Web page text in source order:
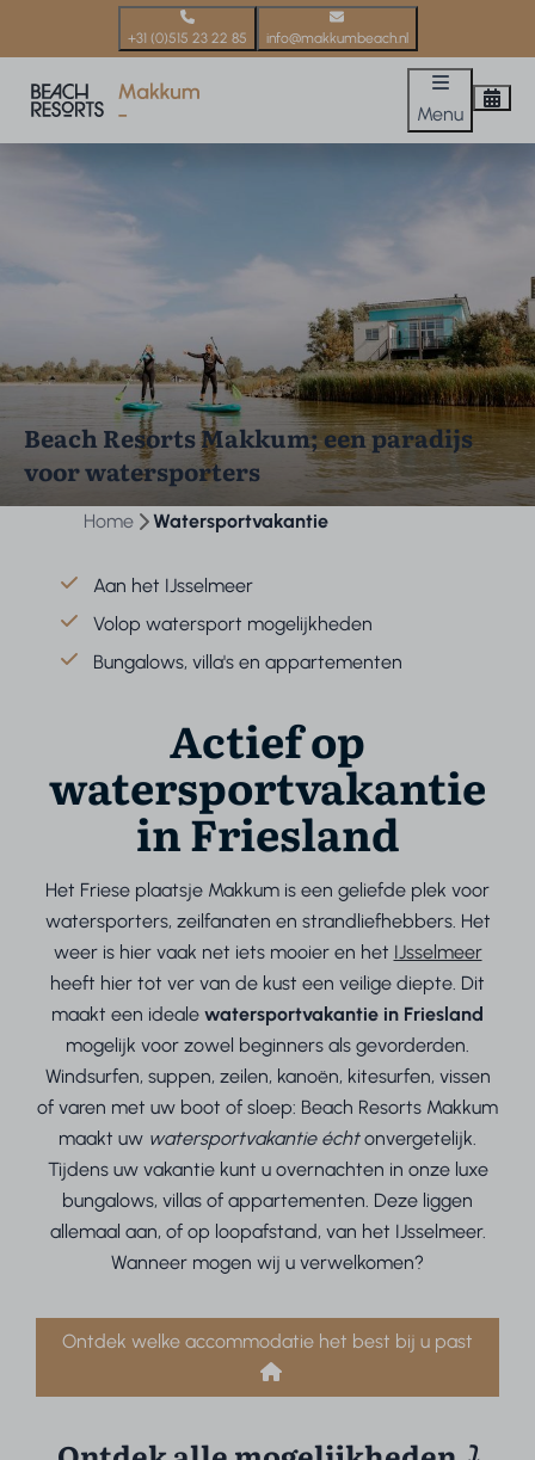
+31 (0)515 23 22 85 info@makkumbeach.nl
Menu
Beach Resorts Makkum; een paradijs
voor watersporters
Home Watersportvakantie
Aan het IJsselmeer
Volop watersport mogelijkheden
Bungalows, villa's en appartementen
Actief op
watersportvakantie
in Friesland
Het Friese plaatsje Makkum is een geliefde plek voor
watersporters, zeilfanaten en strandliefhebbers. Het
weer is hier vaak net iets mooier en het IJsselmeer
heeft hier tot ver van de kust een veilige diepte. Dit
maakt een ideale watersportvakantie in Friesland
mogelijk voor zowel beginners als gevorderden.
Windsurfen, suppen, zeilen, kanoën, kitesurfen, vissen
of varen met uw boot of sloep: Beach Resorts Makkum
maakt uw watersportvakantie échtonvergetelijk.
Tijdens uw vakantie kunt u overnachten in onze luxe
bungalows, villas of appartementen. Deze liggen
allemaal aan, of op loopafstand, van het IJsselmeer.
Wanneer mogen wij u verwelkomen?
Ontdek welke accommodatie het best bij u past